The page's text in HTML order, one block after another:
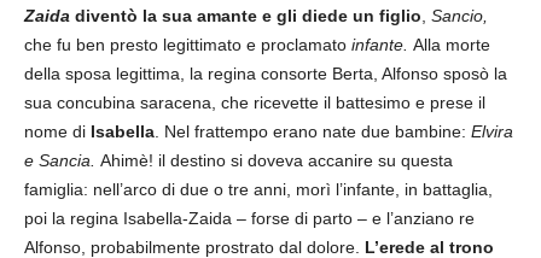
Zaida diventò la sua amante e gli diede un figlio Sancio,
che fu ben presto legittimato e proclamato infante. Alla morte
della sposa legittima, la regina consorte Berta, Alfonso sposò la
sua concubina saracena, che ricevette il battesimo e prese il
nome di Isabella . Nel frattempo erano nate due bambine: Elvira
e Sancia. Ahimè! il destino si doveva accanire su questa
famiglia: nell’arco di due o tre anni, morì l’infante, in battaglia,
poi la regina Isabella-Zaida – forse di parto – e l’anziano re
Alfonso, probabilmente prostrato dal dolore. L’erede al trono